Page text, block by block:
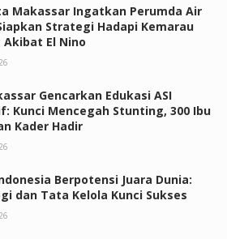
Makassar Ingatkan Perumda Air
Strategi Hadapi Kemarau
Akibat El Nino
Gencarkan Edukasi ASI
Kunci Mencegah Stunting, 300 Ibu
Kader Hadir
Berpotensi Juara Dunia:
dan Tata Kelola Kunci Sukses